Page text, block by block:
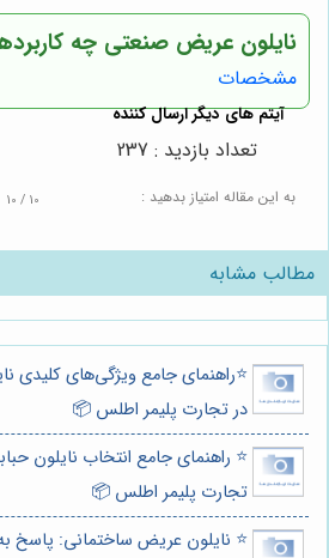
نایلون عریض صنعتی چه
مشخصات
به این مقاله امتیاز بدهید : 10 / 10
تعداد بازدید : 237
مطالب مشابه
⭐️راهنمای جامع ویژگی‌های کلیدی
در تجارت پلیمر اطلس 📦
⭐️ راهنمای جامع انتخاب نایلون
تجارت پلیمر اطلس 📦
⭐️ نایلون عریض ساختمانی: پاسخ